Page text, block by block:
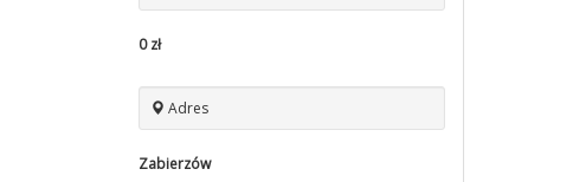
0 zł
Adres
Zabierzów